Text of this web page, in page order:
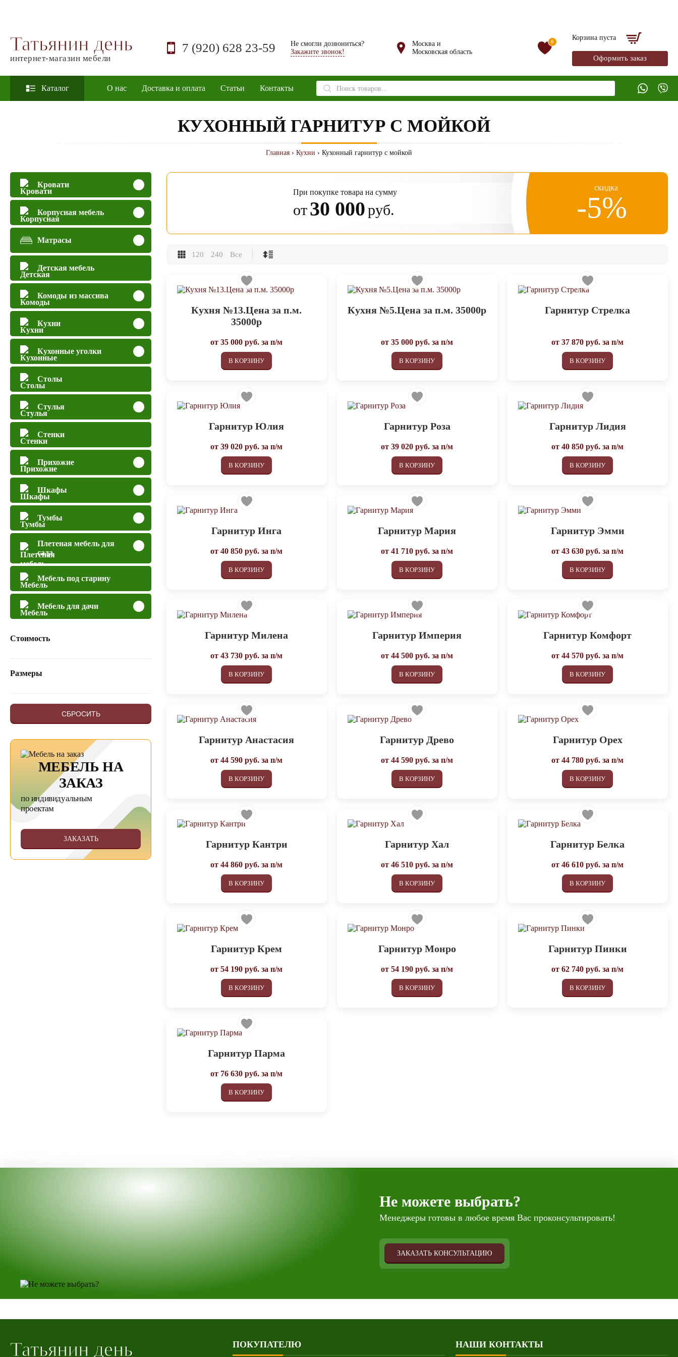
Татьянин день
интернет-магазин мебели
7 (920) 628 23-59
Не смогли дозвониться?
Закажите звонок!
Москва и
Московская область
0
Корзина пуста
Оформить заказ
Каталог О нас Доставка и оплата Статьи Контакты
Поиск
товаров
КУХОННЫЙ ГАРНИТУР С МОЙКОЙ
Главная › Кухни › Кухонный гарнитур с мойкой
Кровати
Корпусная мебель
Матрасы
Детская мебель
Комоды из массива
Кухни
Кухонные уголки
Столы
Стулья
Стенки
Прихожие
Шкафы
Тумбы
Плетеная мебель для
сада
Мебель под старину
Мебель для дачи
Стоимость
Размеры
СБРОСИТЬ
МЕБЕЛЬ НА
ЗАКАЗ
по индивидуальным
проектам
ЗАКАЗАТЬ
При покупке товара на сумму
от30 000руб.
скидка
-5%
120 240 Все
Кухня №13.Цена за п.м.
35000р
от35 000 руб. за п/м
В КОРЗИНУ
Кухня №5.Цена за п.м. 35000р
от35 000 руб. за п/м
В КОРЗИНУ
Гарнитур Стрелка
от37 870 руб. за п/м
В КОРЗИНУ
Гарнитур Юлия
от39 020 руб. за п/м
В КОРЗИНУ
Гарнитур Роза
от39 020 руб. за п/м
В КОРЗИНУ
Гарнитур Лидия
от40 850 руб. за п/м
В КОРЗИНУ
Гарнитур Инга
от40 850 руб. за п/м
В КОРЗИНУ
Гарнитур Мария
от41 710 руб. за п/м
В КОРЗИНУ
Гарнитур Эмми
от43 630 руб. за п/м
В КОРЗИНУ
Гарнитур Милена
от43 730 руб. за п/м
В КОРЗИНУ
Гарнитур Империя
от44 500 руб. за п/м
В КОРЗИНУ
Гарнитур Комфорт
от44 570 руб. за п/м
В КОРЗИНУ
Гарнитур Анастасия
от44 590 руб. за п/м
В КОРЗИНУ
Гарнитур Древо
от44 590 руб. за п/м
В КОРЗИНУ
Гарнитур Орех
от44 780 руб. за п/м
В КОРЗИНУ
Гарнитур Кантри
от44 860 руб. за п/м
В КОРЗИНУ
Гарнитур Хал
от46 510 руб. за п/м
В КОРЗИНУ
Гарнитур Белка
от46 610 руб. за п/м
В КОРЗИНУ
Гарнитур Крем
от54 190 руб. за п/м
В КОРЗИНУ
Гарнитур Монро
от54 190 руб. за п/м
В КОРЗИНУ
Гарнитур Пинки
от62 740 руб. за п/м
В КОРЗИНУ
Гарнитур Парма
от 76 630 руб. за п/м
В КОРЗИНУ
Не можете выбрать?
Менеджеры готовы в любое время Вас проконсультировать!
ЗАКАЗАТЬ КОНСУЛЬТАЦИЮ
Татьянин день ПОКУПАТЕЛЮ НАШИ КОНТАКТЫ